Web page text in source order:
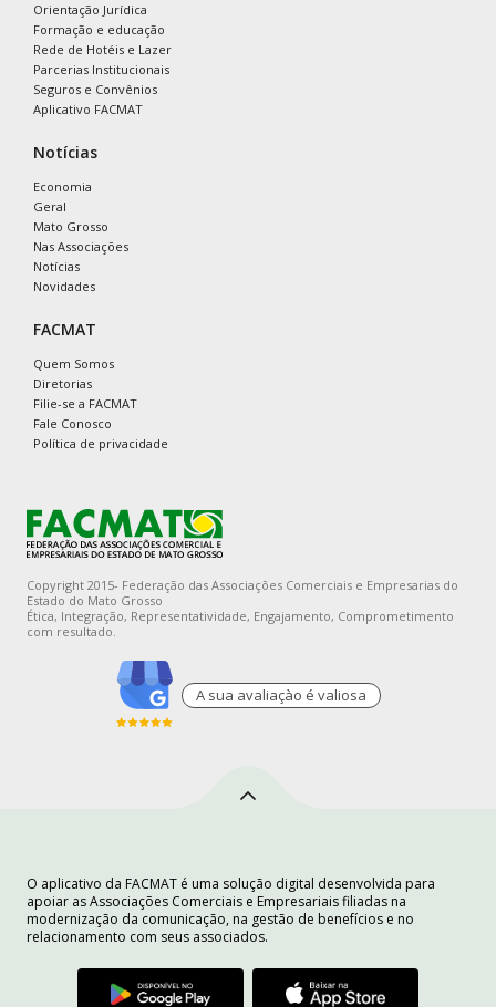
Orientação Jurídica
Formação e educação
Rede de Hotéis e Lazer
Parcerias Institucionais
Seguros e Convênios
Aplicativo FACMAT
Notícias
Economia
Geral
Mato Grosso
Nas Associações
Notícias
Novidades
FACMAT
Quem Somos
Diretorias
Filie-se a FACMAT
Fale Conosco
Política de privacidade
Copyright 2015- Federação das Associações Comerciais e Empresarias do
Estado do Mato Grosso
Ética, Integração, Representatividade, Engajamento, Comprometimento
com resultado.
A sua avaliaçào é valiosa
O aplicativo da FACMAT é uma solução digital desenvolvida para
apoiar as Associações Comerciais e Empresariais filiadas na
modernização da comunicação, na gestão de benefícios e no
relacionamento com seus associados.